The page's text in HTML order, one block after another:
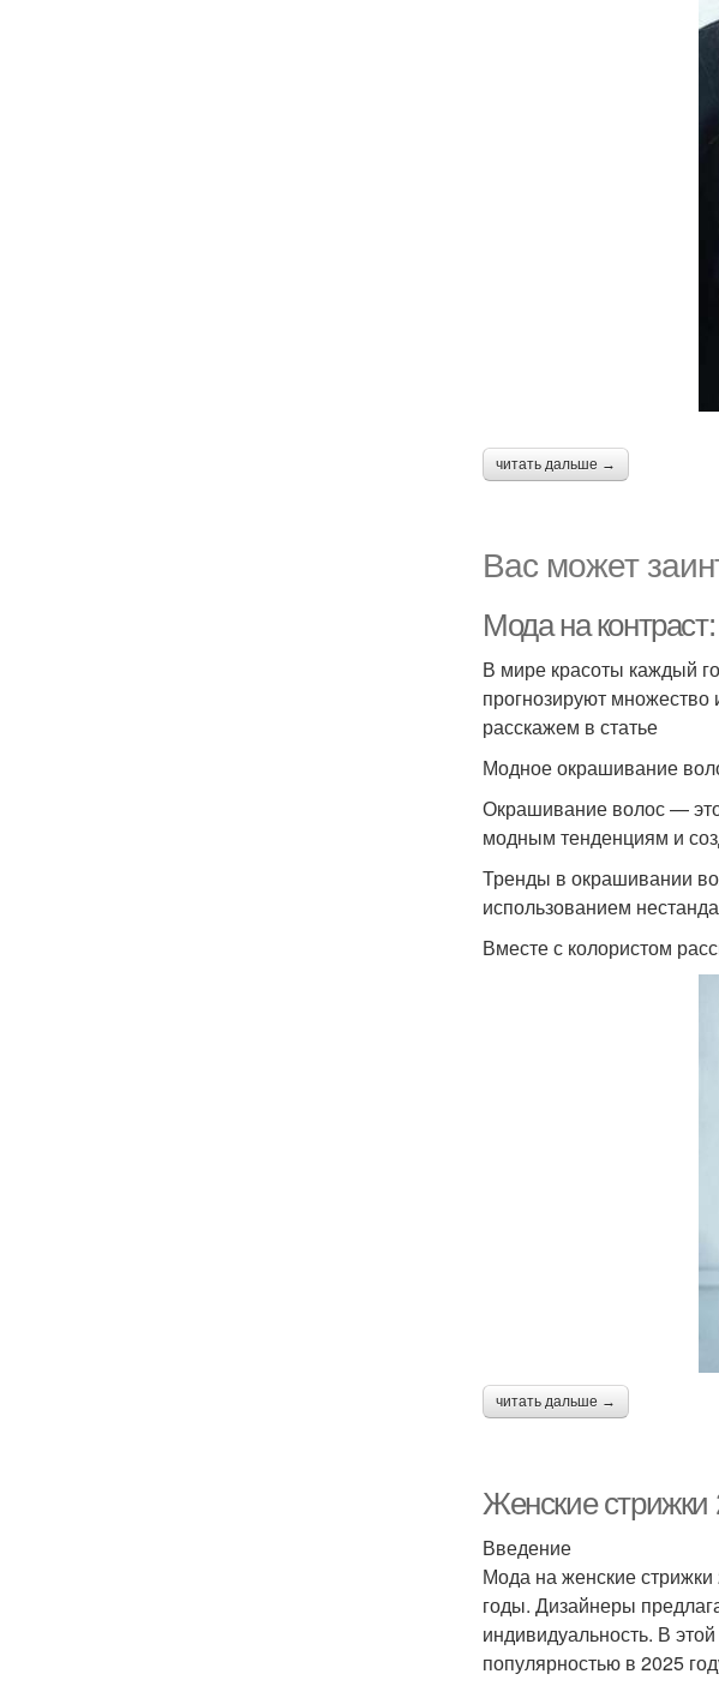
читать дальше →
Вас может
Мода на
В мире красоты каждый
прогнозируют множество
расскажем в статье
Модное окрашивание
Окрашивание волос —
модным тенденциям и
Тренды в окрашивании
использованием
Вместе с колористом
читать дальше →
Женские стрижки
Введение
Мода на женские
годы. Дизайнеры
индивидуальность. В
популярностью в 2025